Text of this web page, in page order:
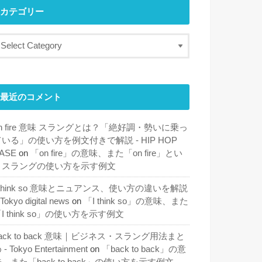
カテゴリー
最近のコメント
fire 意味 スラングとは？「絶好調・勢いに乗っ
いる」の使い方を例文付きで解説 - HIP HOP
on
「on fire」の意味、また「on fire」とい
スラングの使い方を示す例文
think so 意味とニュアンス、使い方の違いを解説
digital news on
「I think so」の意味、また
I think so」の使い方を示す例文
to back 意味｜ビジネス・スラング用法まと
- Tokyo Entertainment on
「back to back」の意